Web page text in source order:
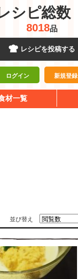
シピ総数
8018品
レシピを投稿する
ログイン 新規登録
材一覧
並び替え